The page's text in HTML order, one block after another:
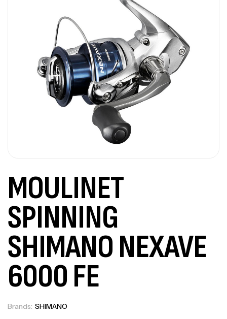
MOULINET
SPINNING
SHIMANO NEXAVE
6000 FE
Brands: SHIMANO